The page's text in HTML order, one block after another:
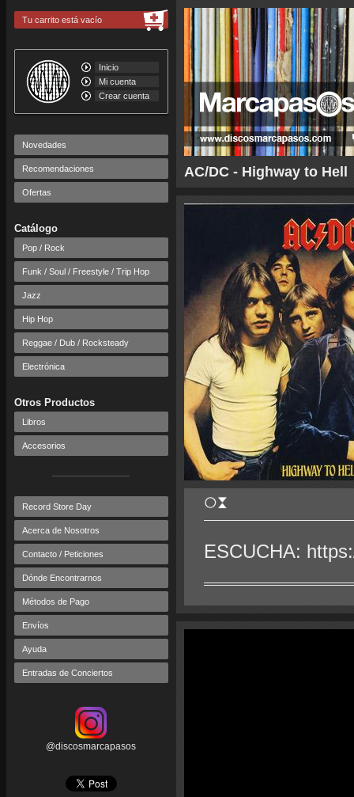
AC/DC - Highway to Hell
Tu carrito está vacío
Inicio
Mi cuenta
Crear cuenta
Novedades
Recomendaciones
Ofertas
Catálogo
Pop / Rock
Funk / Soul / Freestyle / Trip Hop
Jazz
Hip Hop
Reggae / Dub / Rocksteady
Electrónica
Otros Productos
Libros
Accesorios
Record Store Day
Acerca de Nosotros
Contacto / Peticiones
Dónde Encontrarnos
Métodos de Pago
Envíos
Ayuda
Entradas de Conciertos
@discosmarcapasos
ESCUCHA: